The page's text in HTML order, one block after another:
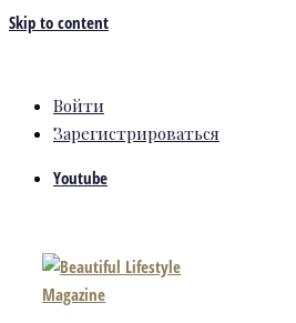
Skip to content
Войти
Зарегистрироваться
Youtube